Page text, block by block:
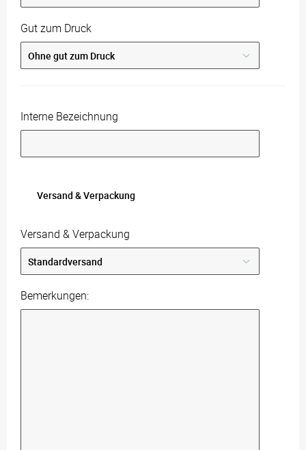
Gut zum Druck
Interne Bezeichnung
Versand & Verpackung
Versand & Verpackung
Bemerkungen: